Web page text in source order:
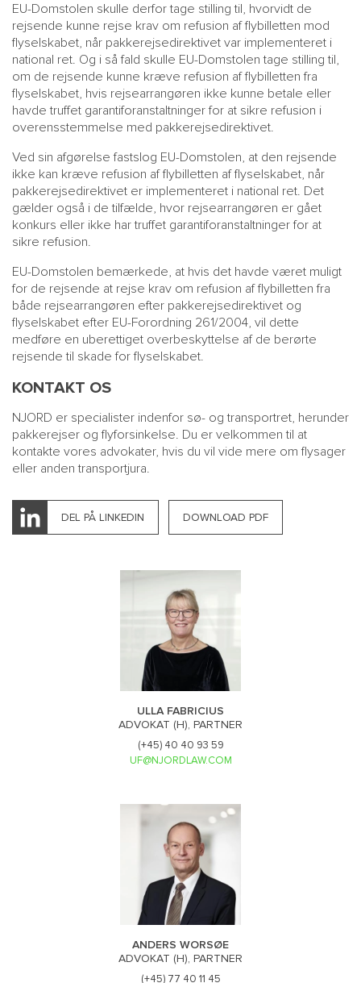
EU-Domstolen skulle derfor tage stilling til, hvorvidt de
rejsende kunne rejse krav om refusion af flybilletten mod
flyselskabet, når pakkerejsedirektivet var implementeret i
national ret. Og i så fald skulle EU-Domstolen tage stilling til,
om de rejsende kunne kræve refusion af flybilletten fra
flyselskabet, hvis rejsearrangøren ikke kunne betale eller
havde truffet garantiforanstaltninger for at sikre refusion i
overensstemmelse med pakkerejsedirektivet.
Ved sin afgørelse fastslog EU-Domstolen, at den rejsende
ikke kan kræve refusion af flybilletten af flyselskabet, når
pakkerejsedirektivet er implementeret i national ret. Det
gælder også i de tilfælde, hvor rejsearrangøren er gået
konkurs eller ikke har truffet garantiforanstaltninger for at
sikre refusion.
EU-Domstolen bemærkede, at hvis det havde været muligt
for de rejsende at rejse krav om refusion af flybilletten fra
både rejsearrangøren efter pakkerejsedirektivet og
flyselskabet efter EU-Forordning 261/2004, vil dette
medføre en uberettiget overbeskyttelse af de berørte
rejsende til skade for flyselskabet.
KONTAKT OS
NJORD er specialister indenfor sø- og transportret, herunder
pakkerejser og flyforsinkelse. Du er velkommen til at
kontakte vores advokater, hvis du vil vide mere om flysager
eller anden transportjura.
DEL PÅ LINKEDIN DOWNLOAD PDF
ULLA FABRICIUS
ADVOKAT (H), PARTNER
(+45) 40 40 93 59
UF@NJORDLAW.COM
ANDERS WORSØE
ADVOKAT (H), PARTNER
(+45) 77 40 11 45